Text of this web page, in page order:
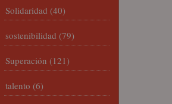
Solidaridad (40)
sostenibilidad (79)
Superación (121)
talento (6)